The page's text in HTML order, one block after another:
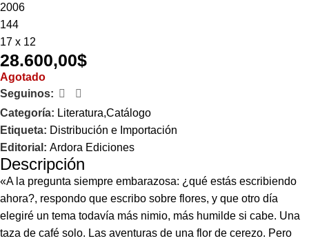
2006
144
17 x 12
28.600,00$
Agotado
Seguinos:
Categoría: Literatura,Catálogo
Etiqueta: Distribución e Importación
Editorial: Ardora Ediciones
Descripción
«A la pregunta siempre embarazosa: ¿qué estás escribiendo
ahora?, respondo que escribo sobre flores, y que otro día
elegiré un tema todavía más nimio, más humilde si cabe. Una
taza de café solo. Las aventuras de una flor de cerezo. Pero